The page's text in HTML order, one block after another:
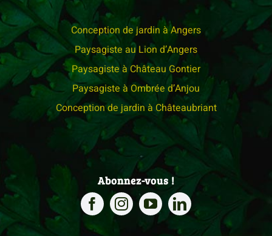
Conception de jardin à Angers
Paysagiste au Lion d’Angers
Paysagiste à Château Gontier
Paysagiste à Ombrée d’Anjou
Conception de jardin à Châteaubriant
Abonnez-vous !